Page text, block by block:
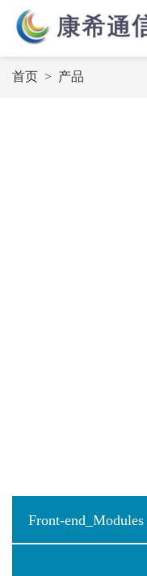
首页 > 产品
Front-end_Modules